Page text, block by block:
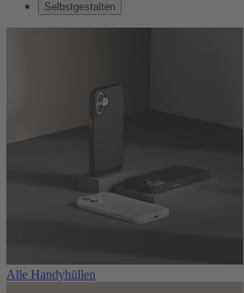
Selbstgestalten
Alle Handyhüllen